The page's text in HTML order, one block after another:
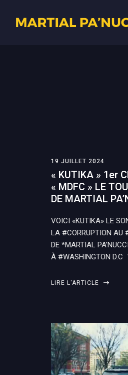
19 JUILLET 2024
« KUTIKA » 1er
« MDFC » LE
DE MARTIAL
VOICI «KUTIKA» LE
LA #CORRUPTION AU
DE *MARTIAL
À #WASHINGTON D.C
LIRE L'ARTICLE